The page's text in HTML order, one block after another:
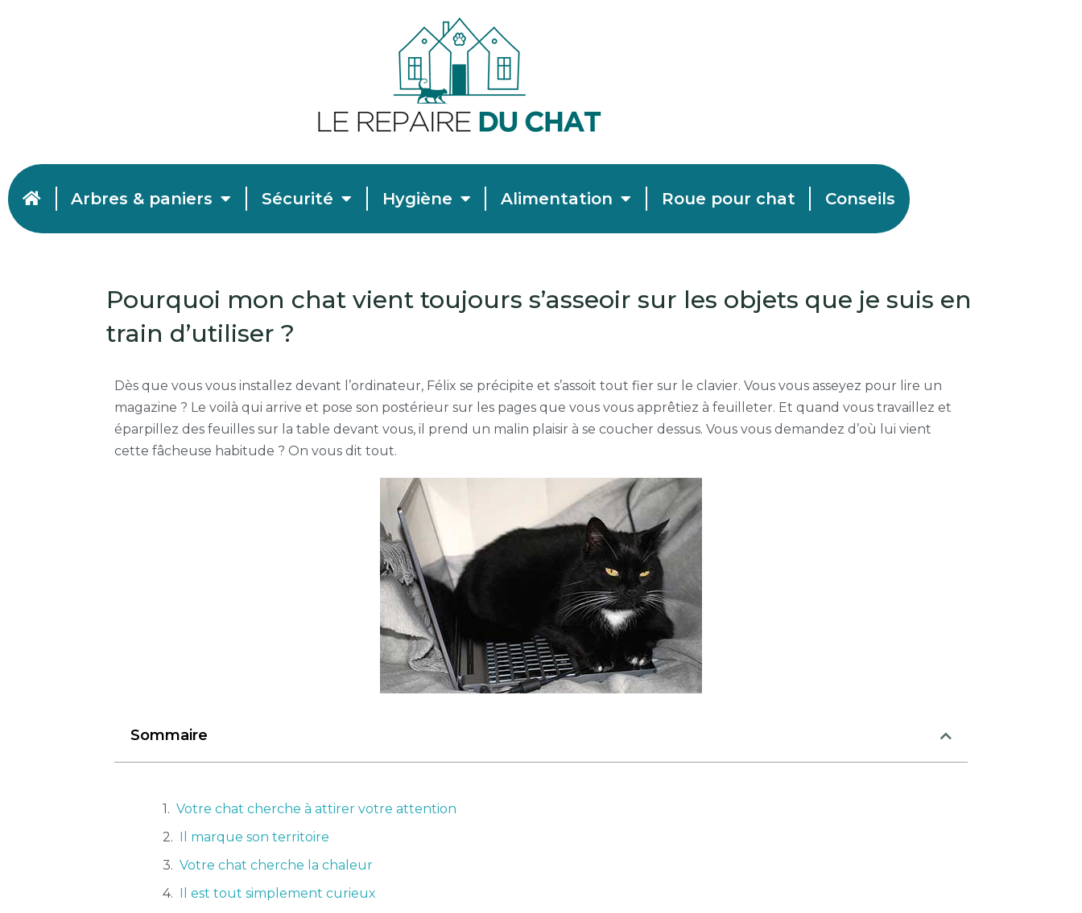
Arbres & paniers Sécurité Hygiène Alimentation Roue pour chat Conseils
Pourquoi mon chat vient toujours s’asseoir sur les objets que je suis en
train d’utiliser ?
Dès que vous vous installez devant l’ordinateur, Félix se précipite et s’assoit tout fier sur le clavier. Vous vous asseyez pour lire un
magazine ? Le voilà qui arrive et pose son postérieur sur les pages que vous vous apprêtiez à feuilleter. Et quand vous travaillez et
éparpillez des feuilles sur la table devant vous, il prend un malin plaisir à se coucher dessus. Vous vous demandez d’où lui vient
cette fâcheuse habitude ? On vous dit tout.
Sommaire
Votre chat cherche à attirer votre attention
Il marque son territoire
Votre chat cherche la chaleur
Il est tout simplement curieux